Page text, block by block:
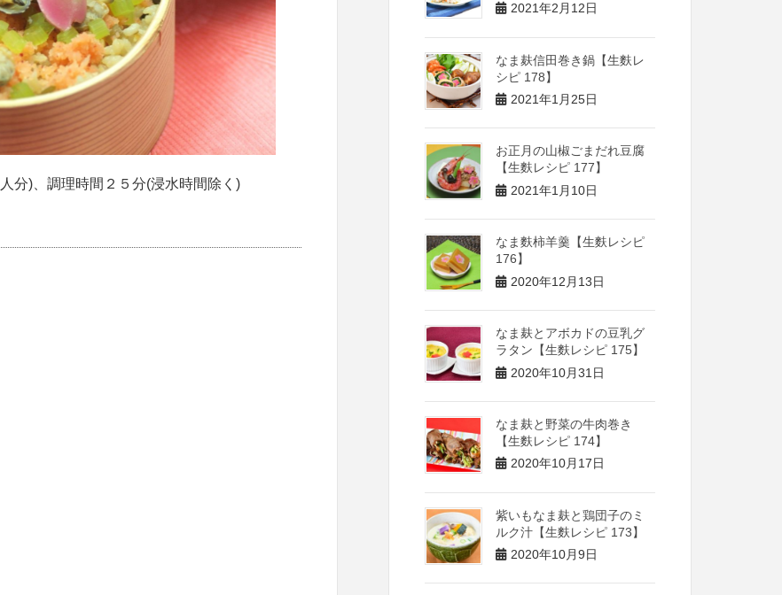
分)、調理時間２５分(浸水時間除く)
2021年2月12日
なま麸信田巻き鍋【生麩レ
シピ 178】
2021年1月25日
お正月の山椒ごまだれ豆腐
【生麩レシピ 177】
2021年1月10日
なま麩柿羊羹【生麩レシピ
176】
2020年12月13日
なま麸とアボカドの豆乳グ
ラタン【生麩レシピ 175】
2020年10月31日
なま麸と野菜の牛肉巻き
【生麩レシピ 174】
2020年10月17日
紫いもなま麸と鶏団子のミ
ルク汁【生麩レシピ 173】
2020年10月9日